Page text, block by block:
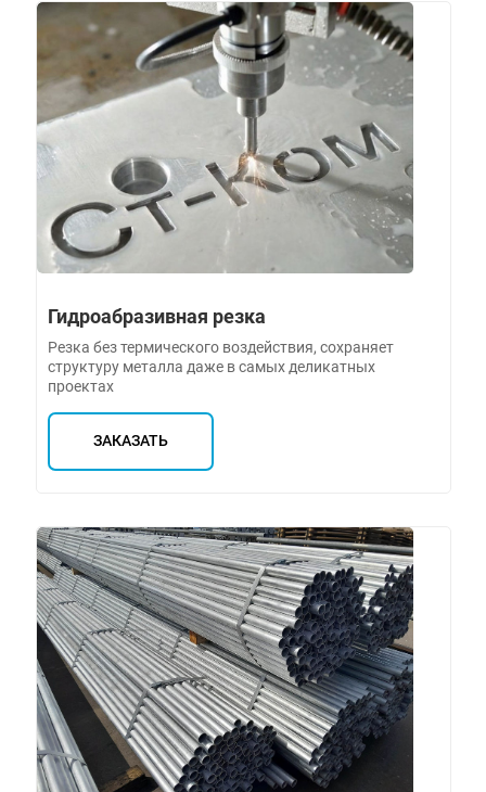
Гидроабразивная резка
Резка без термического воздействия, сохраняет
структуру металла даже в самых деликатных
проектах
ЗАКАЗАТЬ